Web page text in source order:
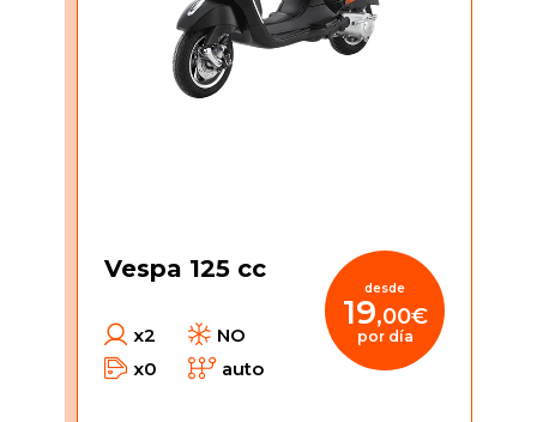
Vespa 125 cc
x2
NO
x0
auto
desde
19,00€
por día